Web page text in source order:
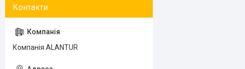
Компанія ALANTUR